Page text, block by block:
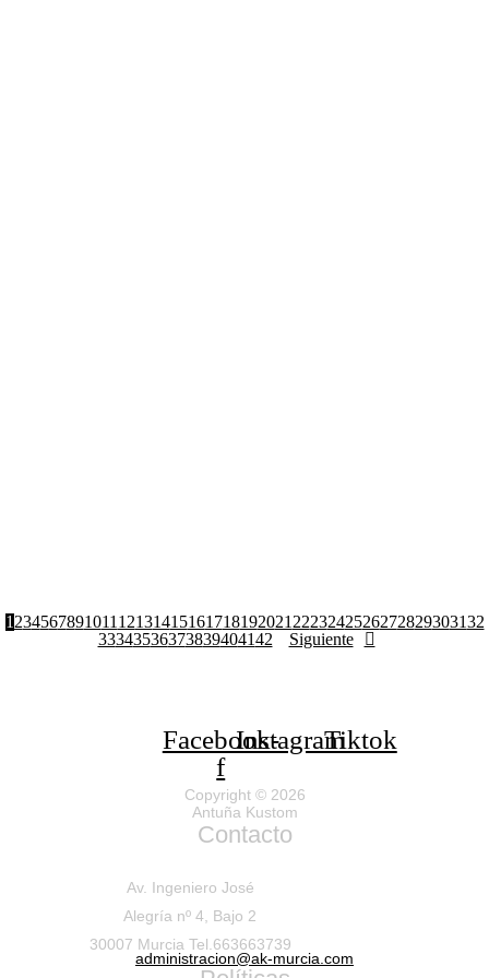
1 234567891011 12131415161718192021 2223242526272829303132
33343536373839404142 Siguiente
Facebook-
f
InstagramTiktok
Copyright © 2026
Antuña Kustom
Contacto
Av. Ingeniero José
Alegría nº 4, Bajo 2
30007 Murcia Tel.663663739
administracion@ak-murcia.com